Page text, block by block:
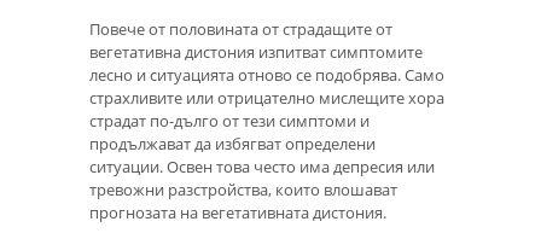
Повече от половината от страдащите от
вегетативна дистония изпитват симптомите
лесно и ситуацията отново се подобрява. Само
страхливите или отрицателно мислещите хора
страдат по-дълго от тези симптоми и
продължават да избягват определени
ситуации. Освен това често има депресия или
тревожни разстройства, които влошават
прогнозата на вегетативната дистония.